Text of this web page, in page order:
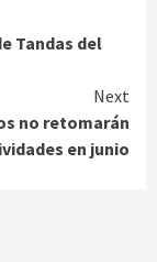
Tandas del
Next
no retomarán
en junio